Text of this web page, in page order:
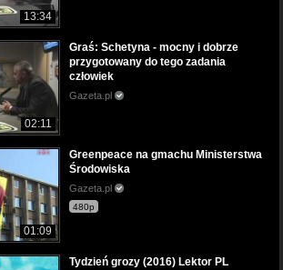
13:34
02:11
Graś: Schetyna - mocny i dobrze
przygotowany do tego zadania
człowiek
Gazeta.pl
01:09
Greenpeace na gmachu Ministerstwa
Środowiska
Gazeta.pl
480p
Tydzień grozy (2016) Lektor PL